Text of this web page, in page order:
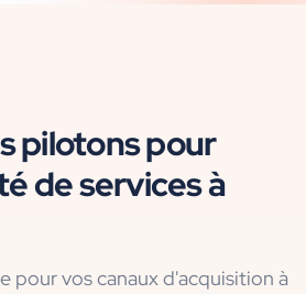
pilotons pour
de servicesà
pour vos canaux d'acquisition à